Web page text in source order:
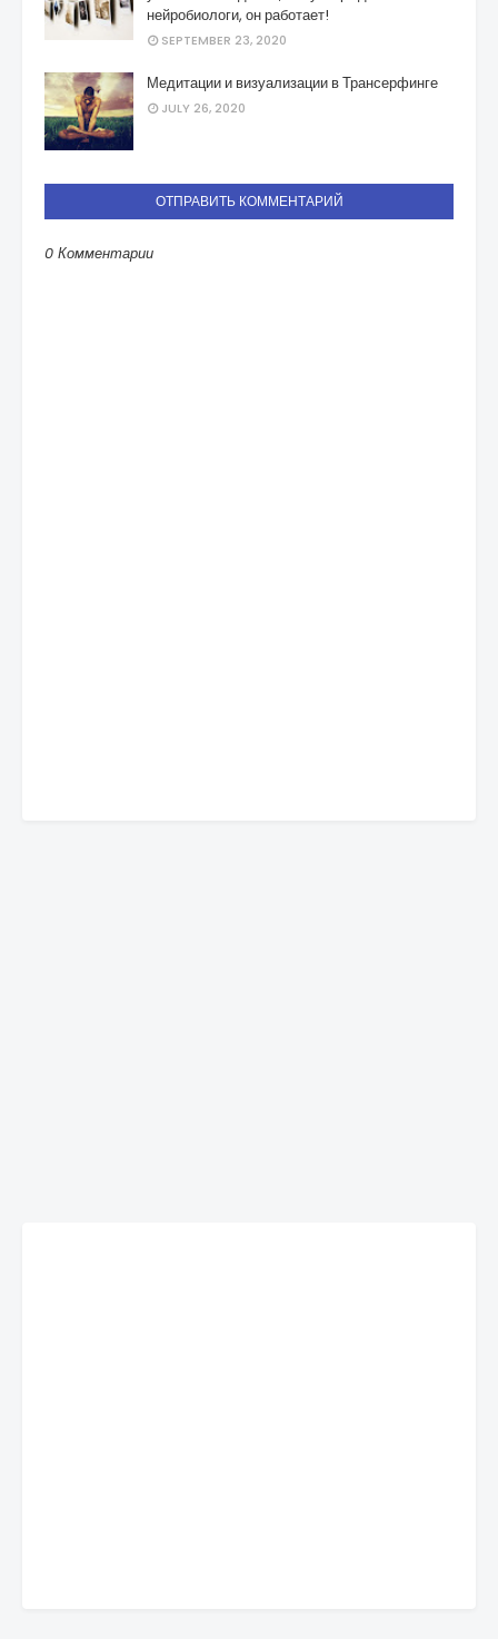
нейробиологи, он работает!
SEPTEMBER 23, 2020
Медитации и визуализации в Трансерфинге
JULY 26, 2020
ОТПРАВИТЬ КОММЕНТАРИЙ
0 Комментарии